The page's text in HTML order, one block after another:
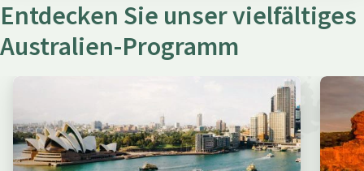
Entdecken Sie unser vielfältiges
Australien-Programm